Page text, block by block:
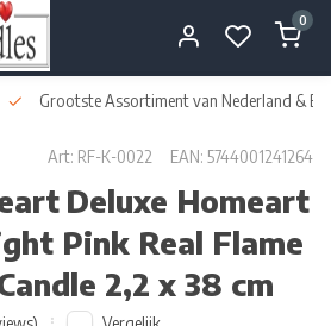
0
Grootste Assortiment van Nederland &
Art: RF-K-0022 EAN: 5744001241264
Deluxe Homeart
Pink Real Flame
2,2 x 38 cm